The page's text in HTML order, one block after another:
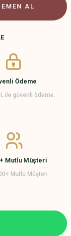
AL
Ödeme
ile güvenli ödeme.
Mutlu Müşteri
Mutlu Müşteri